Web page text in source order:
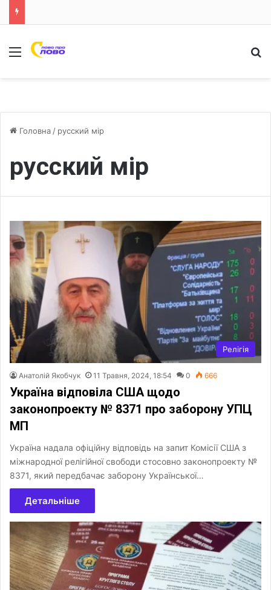
Меню
Головна / русский мір
русский мір
Релігія
Анатолій Якобчук 11 Травня, 2024, 18:54 0 666
Україна відповіла США щодо
законопроекту № 8371 про заборону УПЦ
МП
Україна надала офіційну відповідь на запит Комісії США з
міжнародної релігійної свободи стосовно законопроекту №
8371, який передбачає заборону Української…
Детальніше